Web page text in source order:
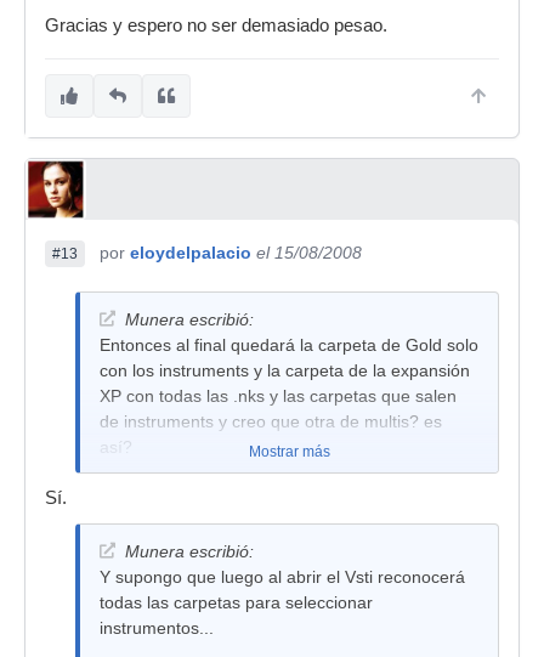
Gracias y espero no ser demasiado pesao.
#13 por eloydelpalacio el 15/08/2008
Munera escribió:
Entonces al final quedará la carpeta de Gold solo
con los instruments y la carpeta de la expansión
XP con todas las .nks y las carpetas que salen
de instruments y creo que otra de multis? es
así?
Mostrar más
Sí.
Munera escribió:
Y supongo que luego al abrir el Vsti reconocerá
todas las carpetas para seleccionar
instrumentos...